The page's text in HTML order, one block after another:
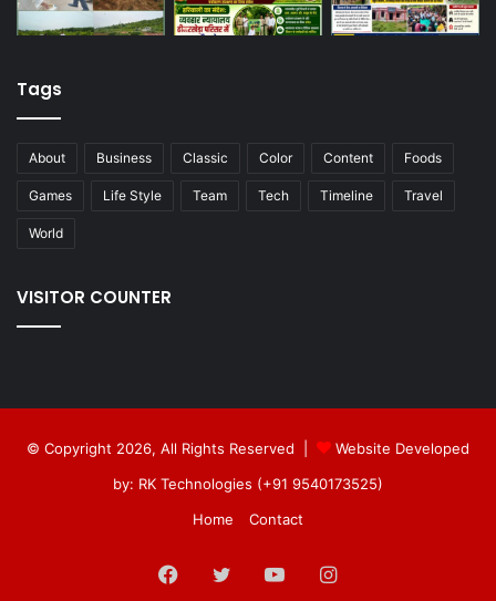
Tags
About Business Classic Color Content Foods
Games Life Style Team Tech Timeline Travel
World
VISITOR COUNTER
© Copyright 2026, All Rights Reserved |
Website Developed
by: RK Technologies (+91 9540173525)
Home
Contact
Facebook
Twitter YouTubeInstagram